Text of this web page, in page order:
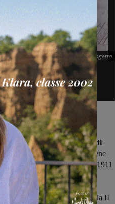
Primo progetto
alla scoperta di giacimenti di
nel 1880 lo Stabilimento viene
Ferrovie Italiane che nel 1911
il mandato di gestire gli
1918 la Ferriera entra negli
e Acciaierie d’Italia. Poi la II